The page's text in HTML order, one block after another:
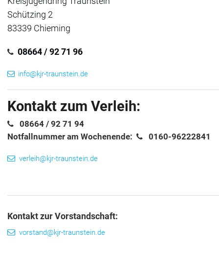
Schützing 2
83339 Chieming
08664 / 92 71 96
info@kjr-traunstein.de
Kontakt zum Verleih:
08664 / 92 71 94
Notfallnummer am Wochenende:
0160-96222841
verleih@kjr-traunstein.de
Kontakt zur Vorstandschaft:
vorstand@kjr-traunstein.de